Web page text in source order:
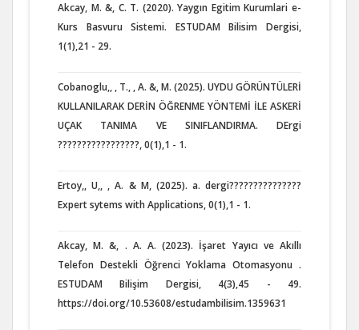
Akcay, M. &, C. T. (2020). Yaygın Egitim Kurumlari e-
Kurs Basvuru Sistemi. ESTUDAM Bilisim Dergisi,
1(1),21 - 29.
Cobanoglu,, , T., , A. &, M. (2025). UYDU GÖRÜNTÜLERİ
KULLANILARAK DERİN ÖĞRENME YÖNTEMİ İLE ASKERİ
UÇAK TANIMA VE SINIFLANDIRMA. DErgi
?????????????????, 0(1),1 - 1.
Ertoy,, U,, , A. & M, (2025). a. dergi???????????????
Expert sytems with Applications, 0(1),1 - 1.
Akcay, M. &, . A. A. (2023). İşaret Yayıcı ve Akıllı
Telefon Destekli Öğrenci Yoklama Otomasyonu .
ESTUDAM Bilişim Dergisi, 4(3),45 - 49.
https://doi.org/10.53608/estudambilisim.1359631